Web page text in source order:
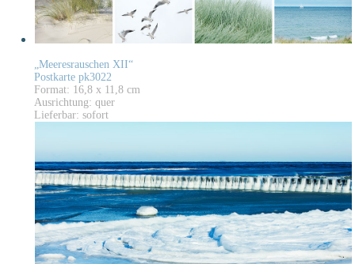
„Meeresrauschen XII“
Postkarte pk3022
Format: 16,8 x 11,8 cm
Ausrichtung: quer
Lieferbar: sofort